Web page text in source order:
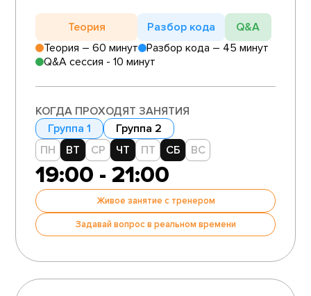
Теория Разбор кода
Q&A
Теория – 60 минут Разбор кода – 45 минут
Q&A сессия - 10 минут
КОГДА ПРОХОДЯТ ЗАНЯТИЯ
Группа 1
Группа 2
ПН
ВТ СР ЧТ ПТ СБ ВС
19:00 - 21:00
Живое занятие с тренером
Задавай вопрос в реальном времени